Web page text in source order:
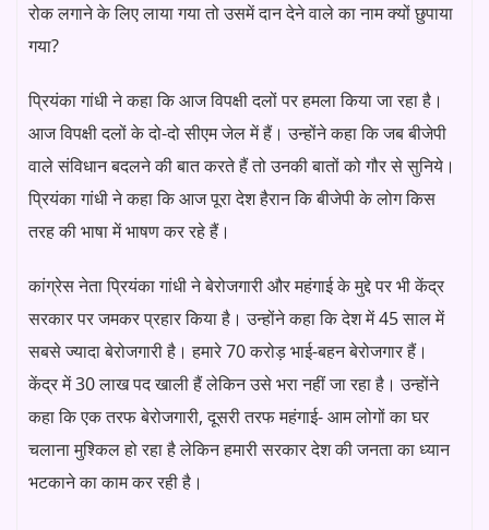
रोक लगाने के लिए लाया गया तो उसमें दान देने वाले का नाम क्यों छुपाया
गया?
प्रियंका गांधी ने कहा कि आज विपक्षी दलों पर हमला किया जा रहा है।
आज विपक्षी दलों के दो-दो सीएम जेल में हैं। उन्होंने कहा कि जब बीजेपी
वाले संविधान बदलने की बात करते हैं तो उनकी बातों को गौर से सुनिये।
प्रियंका गांधी ने कहा कि आज पूरा देश हैरान कि बीजेपी के लोग किस
तरह की भाषा में भाषण कर रहे हैं।
कांग्रेस नेता प्रियंका गांधी ने बेरोजगारी और महंगाई के मुद्दे पर भी केंद्र
सरकार पर जमकर प्रहार किया है। उन्होंने कहा कि देश में 45 साल में
सबसे ज्यादा बेरोजगारी है। हमारे 70 करोड़ भाई-बहन बेरोजगार हैं।
केंद्र में 30 लाख पद खाली हैं लेकिन उसे भरा नहीं जा रहा है। उन्होंने
कहा कि एक तरफ बेरोजगारी, दूसरी तरफ महंगाई- आम लोगों का घर
चलाना मुश्किल हो रहा है लेकिन हमारी सरकार देश की जनता का ध्यान
भटकाने का काम कर रही है।